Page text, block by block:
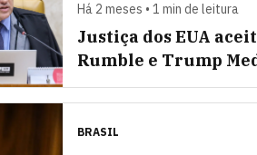
Há 2 meses • 1 min de leitura
Justiça dos EUA
Rumble e Trump
BRASIL